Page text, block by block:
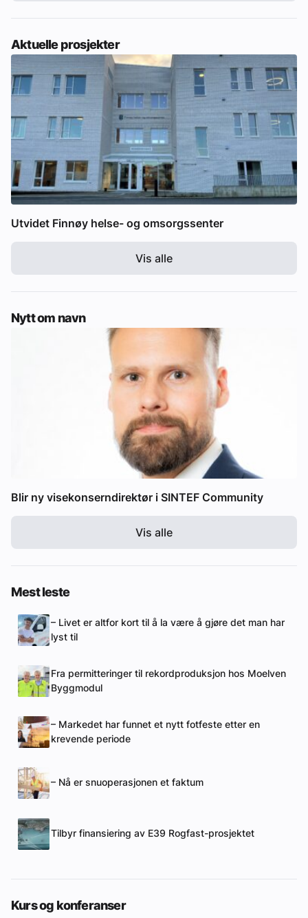
Aktuelle prosjekter
Utvidet Finnøy helse- og omsorgssenter
Vis alle
Nytt om navn
Blir ny visekonserndirektør i SINTEF Community
Vis alle
Mest leste
– Livet er altfor kort til å la være å gjøre det man har
lyst til
Fra permitteringer til rekordproduksjon hos Moelven
Byggmodul
– Markedet har funnet et nytt fotfeste etter en
krevende periode
– Nå er snuoperasjonen et faktum
Tilbyr finansiering av E39 Rogfast-prosjektet
Kurs og konferanser